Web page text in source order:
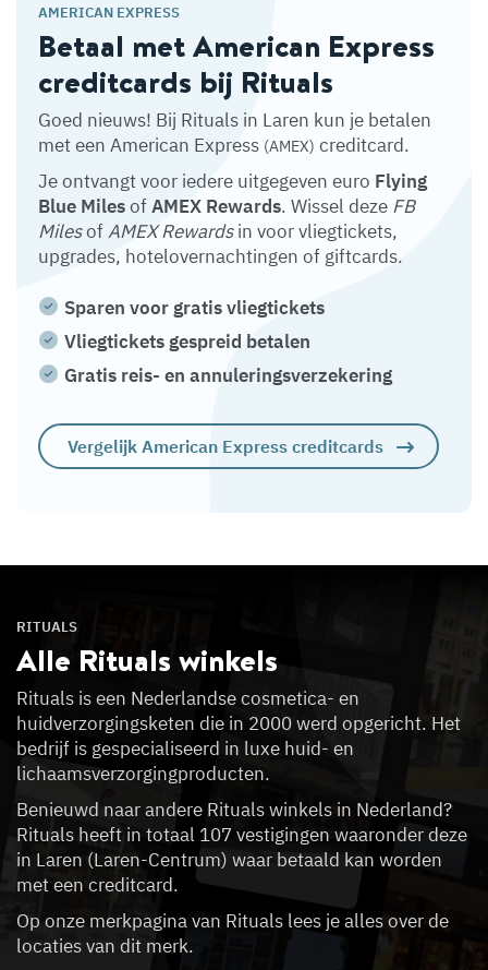
AMERICAN EXPRESS
Betaal met American Express
creditcards bij Rituals
Goed nieuws! Bij Rituals in Laren kun je betalen
met een American Express (AMEX) creditcard.
Je ontvangt voor iedere uitgegeven euro Flying
Blue MilesofAMEX Rewards. Wissel deze FB
MilesofAMEX Rewardsin voor vliegtickets,
upgrades, hotelovernachtingen of giftcards.
Sparen voor gratis vliegtickets
Vliegtickets gespreid betalen
Gratis reis- en annuleringsverzekering
Vergelijk American Express creditcards
RITUALS
Alle Rituals winkels
Rituals is een Nederlandse cosmetica- en
huidverzorgingsketen die in 2000 werd opgericht. Het
bedrijf is gespecialiseerd in luxe huid- en
lichaamsverzorgingproducten.
Benieuwd naar andere Rituals winkels in Nederland?
Rituals heeft in totaal 107 vestigingen waaronder deze
in Laren (Laren-Centrum) waar betaald kan worden
met een creditcard.
Op onze merkpagina van Rituals lees je alles over de
locaties van dit merk.